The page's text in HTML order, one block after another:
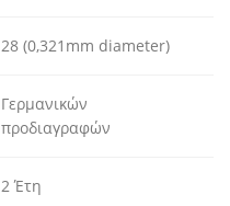
28 (0,321mm diameter)
Γερμανικών
προδιαγραφών
2 Έτη